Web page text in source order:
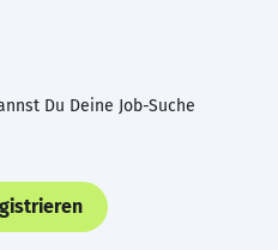
Du Deine Job-Suche